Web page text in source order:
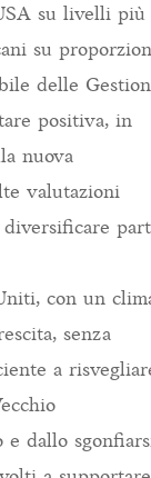
su livelli più
su
delle
positiva, in
nuova
valutazioni
con un
senza
a
e dallo